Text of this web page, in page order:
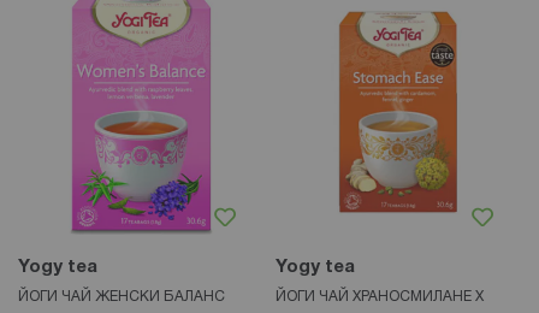
Yogy tea
ЙОГИ ЧАЙ ЖЕНСКИ БАЛАНС
Yogy tea
ЙОГИ ЧАЙ ХРАНОСМИЛАНЕ Х